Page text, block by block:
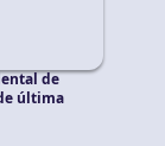
de
última